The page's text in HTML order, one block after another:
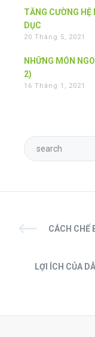
TĂNG CƯỜNG
DỤC
20 Tháng 5, 2021
NHỮNG MÓN
2)
16 Tháng 1, 2021
CÁCH CHẾ
LỢI ÍCH CỦA